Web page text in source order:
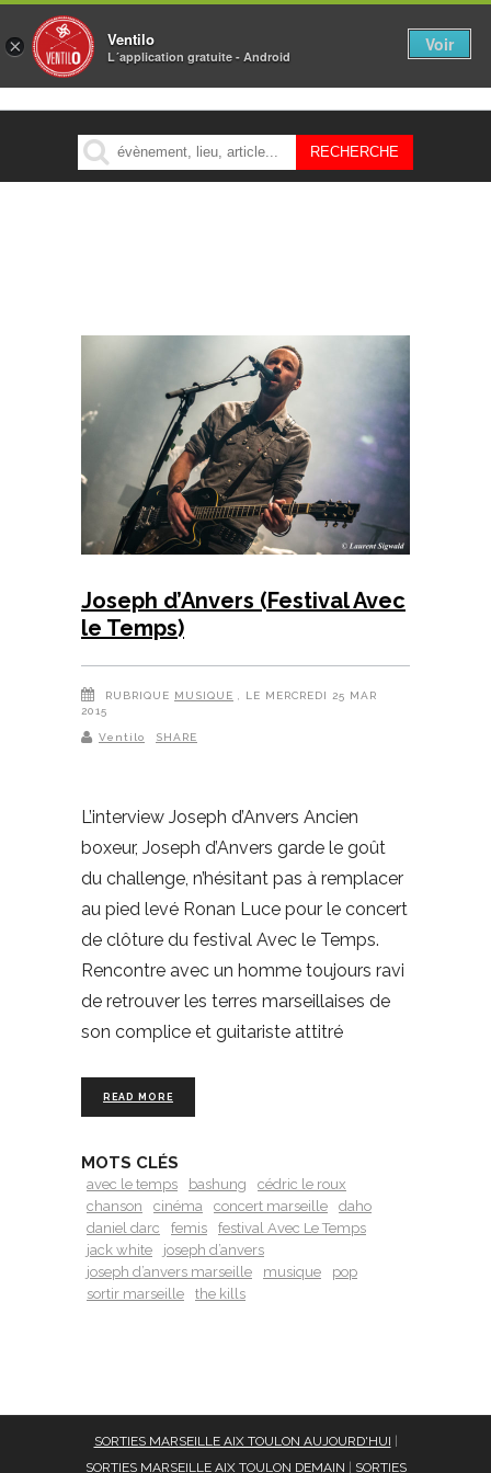
MENU
Joseph d’Anvers (Festival Avec
le Temps)
RUBRIQUE MUSIQUE
, LE MERCREDI 25 MAR
2015
Ventilo SHARE
L’interview Joseph d’Anvers Ancien
boxeur, Joseph d’Anvers garde le goût
du challenge, n’hésitant pas à remplacer
au pied levé Ronan Luce pour le concert
de clôture du festival Avec le Temps.
Rencontre avec un homme toujours ravi
de retrouver les terres marseillaises de
son complice et guitariste attitré
READ MORE
MOTS CLÉS
avec le temps bashung
cédric le roux
chanson
cinéma concert marseille
daho
daniel darc
femis
festival Avec Le Temps
jack white
joseph d’anvers
joseph d’anvers marseille
musique
pop
sortir marseille
the kills
SORTIES MARSEILLE AIX TOULON AUJOURD'HUI
SORTIES MARSEILLE AIX TOULON DEMAIN
SORTIES
× Ventilo
L´application gratuite - Android
Voir